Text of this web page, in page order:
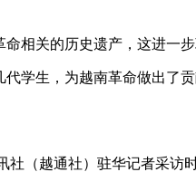
相关的历史遗产，这进一
学生，为越南革命做出了
社（越通社）驻华记者采访